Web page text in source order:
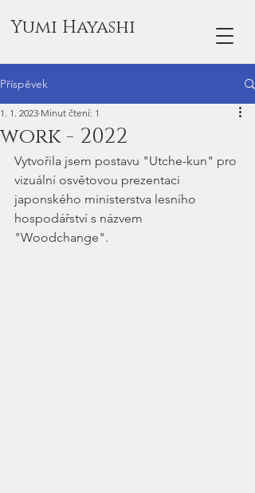
Yumi Hayashi
Příspěvek
work - 2022
1. 1. 2023 Minut čtení: 1
Vytvořila jsem postavu "Utche-kun" pro
vizuální osvětovou prezentaci
japonského ministerstva lesního
hospodářství s názvem
"Woodchange".